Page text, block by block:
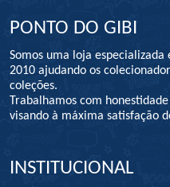
PONTO DO GIBI
Somos uma loja
2010 ajudando os
coleções.
Trabalhamos com
visando à máxima satisfação
INSTITUCIONAL